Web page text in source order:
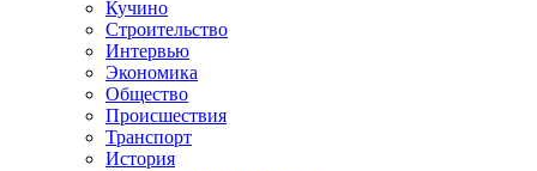
Кучино
Строительство
Интервью
Экономика
Общество
Происшествия
Транспорт
История